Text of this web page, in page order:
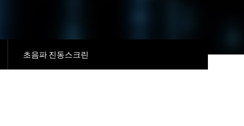
초음파 진동스크린